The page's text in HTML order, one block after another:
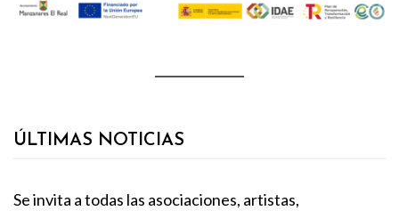
ÚLTIMAS NOTICIAS
Se invita a todas las asociaciones, artistas,